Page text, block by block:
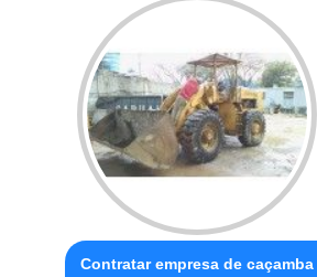
Contratar empresa de caçamba